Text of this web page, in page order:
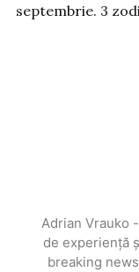
septembrie. 3
Adrian Vrauko
de experiență
breaking